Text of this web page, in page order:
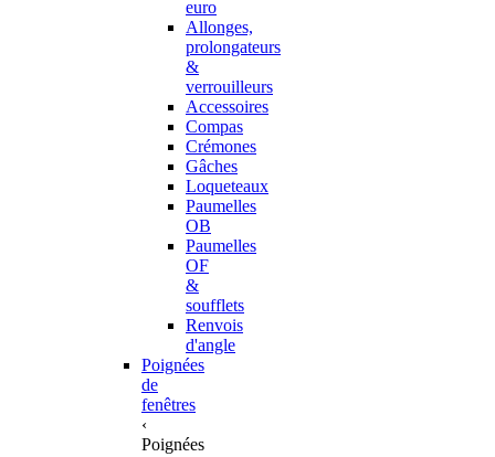
euro
Allonges,
prolongateurs
&
verrouilleurs
Accessoires
Compas
Crémones
Gâches
Loqueteaux
Paumelles
OB
Paumelles
OF
&
soufflets
Renvois
d'angle
Poignées
de
fenêtres
‹
Poignées